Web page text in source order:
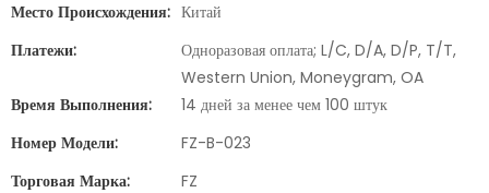
Место Происхождения: Китай
Платежи:
Одноразовая оплата; L/C, D/A, D/P, T/T,
Western Union, Moneygram, OA
Время Выполнения:
14 дней за менее чем 100 штук
Номер Модели:
FZ-B-023
Торговая Марка:
FZ